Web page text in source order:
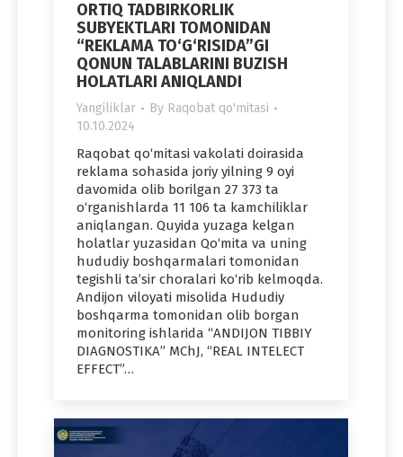
ORTIQ TADBIRKORLIK
SUBYEKTLARI TOMONIDAN
“REKLAMA TO‘G‘RISIDA”GI
QONUN TALABLARINI BUZISH
HOLATLARI ANIQLANDI
Yangiliklar By Raqobat qo'mitasi
10.10.2024
Raqobat qo‘mitasi vakolati doirasida
reklama sohasida joriy yilning 9 oyi
davomida olib borilgan 27 373 ta
o‘rganishlarda 11 106 ta kamchiliklar
aniqlangan. Quyida yuzaga kelgan
holatlar yuzasidan Qo‘mita va uning
hududiy boshqarmalari tomonidan
tegishli ta’sir choralari ko‘rib kelmoqda.
Andijon viloyati misolida Hududiy
boshqarma tomonidan olib borgan
monitoring ishlarida “ANDIJON TIBBIY
DIAGNOSTIKA” MChJ, “REAL INTELECT
EFFECT”…